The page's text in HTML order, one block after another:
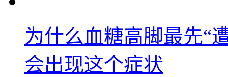
为什么血糖高脚最先“
会出现这个症状